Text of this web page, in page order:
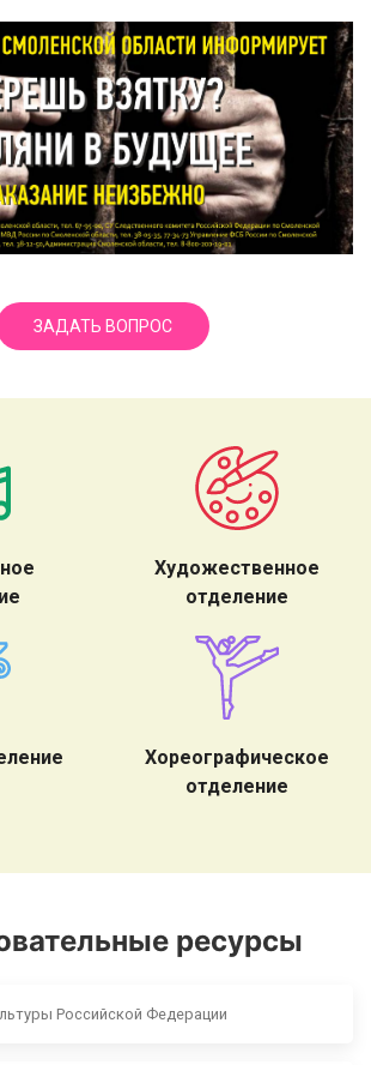
ЗАДАТЬ ВОПРОС
Художественное
отделение
Хореографическое
отделение
ресурсы
Российской Федерации